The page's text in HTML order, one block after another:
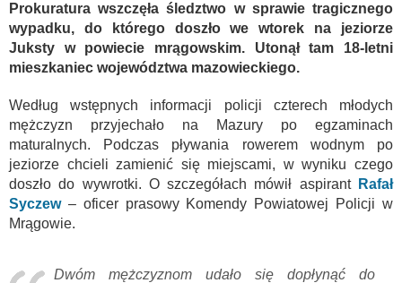
Prokuratura wszczęła śledztwo w sprawie tragicznego
wypadku, do którego doszło we wtorek na jeziorze
Juksty w powiecie mrągowskim. Utonął tam 18-letni
mieszkaniec województwa mazowieckiego.
Według wstępnych informacji policji czterech młodych
mężczyzn przyjechało na Mazury po egzaminach
maturalnych. Podczas pływania rowerem wodnym po
jeziorze chcieli zamienić się miejscami, w wyniku czego
doszło do wywrotki. O szczegółach mówił aspirant Rafał
Syczew – oficer prasowy Komendy Powiatowej Policji w
Mrągowie.
Dwóm mężczyznom udało się dopłynąć do